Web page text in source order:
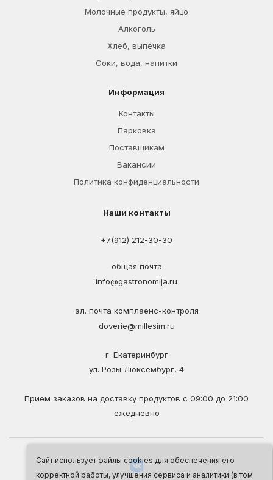
Сайт использует файлы cookies для обеспечения его
корректной работы, улучшения сервиса и аналитики (в том
Молочные продукты, яйцо
Алкоголь
Хлеб, выпечка
Соки, вода, напитки
Информация
Контакты
Парковка
Поставщикам
Вакансии
Политика конфиденциальности
Наши контакты
+7(912) 212-30-30
общая почта
info@gastronomija.ru
эл. почта комплаенс-контроля
doverie@millesim.ru
г. Екатеринбург
ул. Розы Люксембург, 4
Прием заказов на доставку продуктов с 09:00 до 21:00
ежедневно